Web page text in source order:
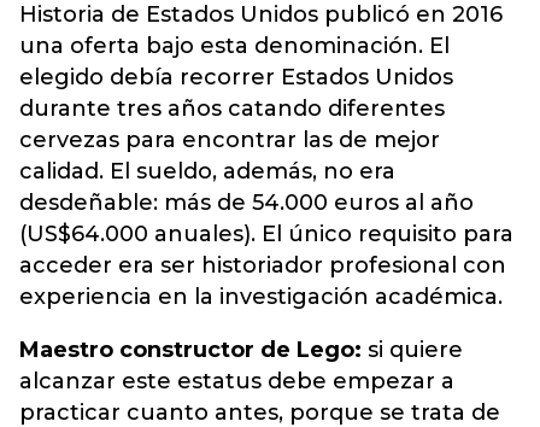
Historia de Estados Unidos publicó en 2016
una oferta bajo esta denominación. El
elegido debía recorrer Estados Unidos
durante tres años catando diferentes
cervezas para encontrar las de mejor
calidad. El sueldo, además, no era
desdeñable: más de 54.000 euros al año
(US$64.000 anuales). El único requisito para
acceder era ser historiador profesional con
experiencia en la investigación académica.
Maestro constructor de Lego: si quiere
alcanzar este estatus debe empezar a
practicar cuanto antes, porque se trata de